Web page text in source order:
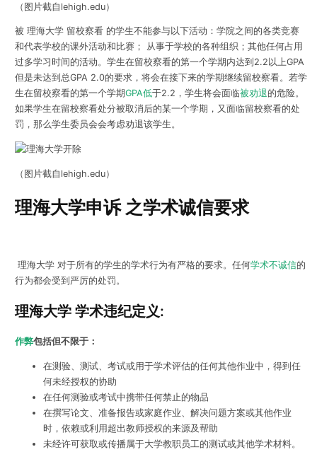
（图片截自lehigh.edu）
被 理海大学 留校察看 的学生不能参与以下活动：学院之间的各类竞赛
和代表学校的课外活动和比赛； 从事于学校的各种组织；其他任何占用
过多学习时间的活动。学生在留校察看的第一个学期内达到2.2以上GPA
但是未达到总GPA 2.0的要求，将会在接下来的学期继续留校察看。若学
生在留校察看的第一个学期GPA低于2.2，学生将会面临被劝退的危险。
如果学生在留校察看处分被取消后的某一个学期，又面临留校察看的处
罚，那么学生委员会会考虑劝退该学生。
（图片截自lehigh.edu）
理海大学申诉 之学术诚信要求
理海大学 对于所有的学生的学术行为有严格的要求。任何学术不诚信的
行为都会受到严厉的处罚。
理海大学 学术违纪定义:
作弊包括但不限于：
在测验、测试、考试或用于学术评估的任何其他作业中，得到任
何未经授权的协助
在任何测验或考试中携带任何禁止的物品
在撰写论文、准备报告或家庭作业、解决问题方案或其他作业
时，依赖或利用超出教师授权的来源及帮助
未经许可获取或传播属于大学教职员工的测试或其他学术材料。